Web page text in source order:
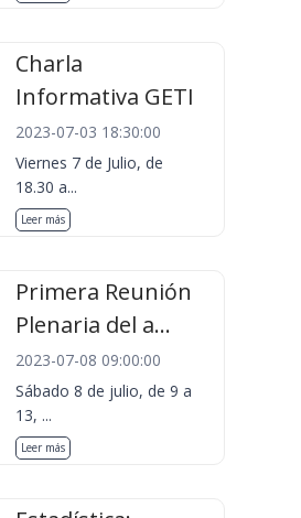
Charla
Informativa GETI
2023-07-03 18:30:00
Viernes 7 de Julio, de
18.30 a...
Leer más
Primera Reunión
Plenaria del a...
2023-07-08 09:00:00
Sábado 8 de julio, de 9 a
13, ...
Leer más